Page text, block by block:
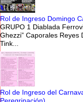
Rol de Ingreso Domingo
GRUPO 1 Diablada
Ghezzi” Caporales
Tink...
Rol de Ingreso del